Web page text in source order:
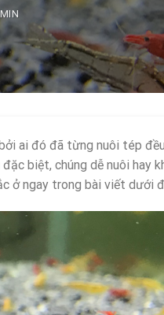
ai đó đã từng nuôi tép
biệt, chúng dễ nuôi hay
ở ngay trong bài viết dưới